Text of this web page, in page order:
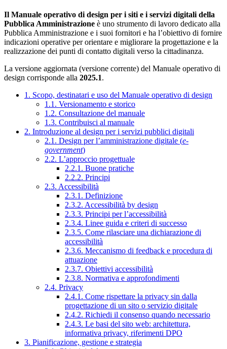
Il Manuale operativo di design per i siti e i servizi digitali della
Pubblica Amministrazione è uno strumento di lavoro dedicato alla
Pubblica Amministrazione e i suoi fornitori e ha l’obiettivo di fornire
indicazioni operative per orientare e migliorare la progettazione e la
realizzazione dei punti di contatto digitali verso la cittadinanza.
La versione aggiornata (versione corrente) del Manuale operativo di
design corrisponde alla 2025.1.
1. Scopo, destinatari e uso del Manuale operativo di design
1.1. Versionamento e storico
1.2. Consultazione del manuale
1.3. Contribuisci al manuale
2. Introduzione al design per i servizi pubblici digitali
2.1. Design per l’amministrazione digitale (e-
government)
2.2. L’approccio progettuale
2.2.1. Buone pratiche
2.2.2. Principi
2.3. Accessibilità
2.3.1. Definizione
2.3.2. Accessibilità by design
2.3.3. Principi per l’accessibilità
2.3.4. Linee guida e criteri di successo
2.3.5. Come rilasciare una dichiarazione di
accessibilità
2.3.6. Meccanismo di feedback e procedura di
attuazione
2.3.7. Obiettivi accessibilità
2.3.8. Normativa e approfondimenti
2.4. Privacy
2.4.1. Come rispettare la privacy sin dalla
progettazione di un sito o servizio digitale
2.4.2. Richiedi il consenso quando necessario
2.4.3. Le basi del sito web: architettura,
informativa privacy, riferimenti DPO
3. Pianificazione, gestione e strategia